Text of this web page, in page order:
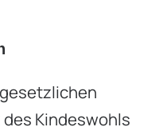
Kindeswohls